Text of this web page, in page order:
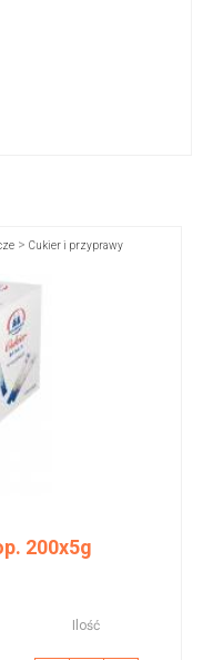
> Cukier i przyprawy
200x5g
Ilość